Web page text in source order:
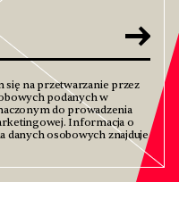
się na przetwarzanie przez
podanych w
do prowadzenia
Informacja o
danych osobowych znajduje